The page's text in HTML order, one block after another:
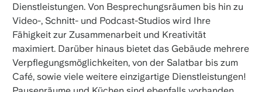
Dienstleistungen. Von Besprechungsräumen bis hin zu
Video-, Schnitt- und Podcast-Studios wird Ihre
Fähigkeit zur Zusammenarbeit und Kreativität
maximiert. Darüber hinaus bietet das Gebäude mehrere
Verpflegungsmöglichkeiten, von der Salatbar bis zum
Café, sowie viele weitere einzigartige Dienstleistungen!